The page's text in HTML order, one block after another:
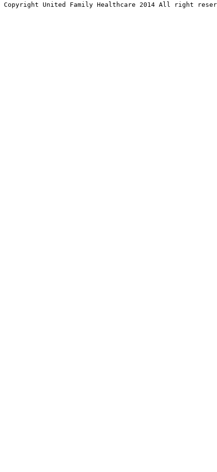
Copyright United Family Healthcare 2014 All right